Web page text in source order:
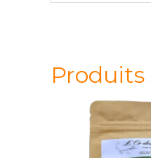
de
de